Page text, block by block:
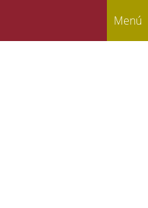
Menú